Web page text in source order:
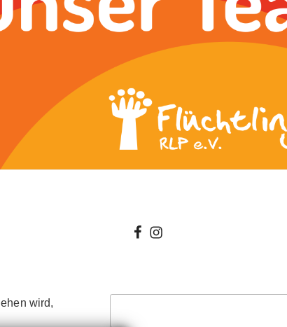
wird,
wir wir